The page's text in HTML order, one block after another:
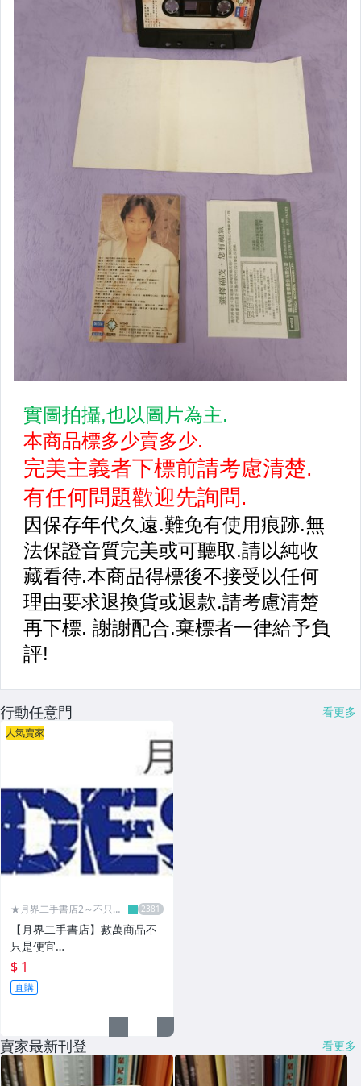
行動任意門 看更多
人氣賣家
★月界二手書店2～不只是
【月界二手書店】數萬商品不
只是便宜…
$ 1
直購
賣家最新刊登 看更多